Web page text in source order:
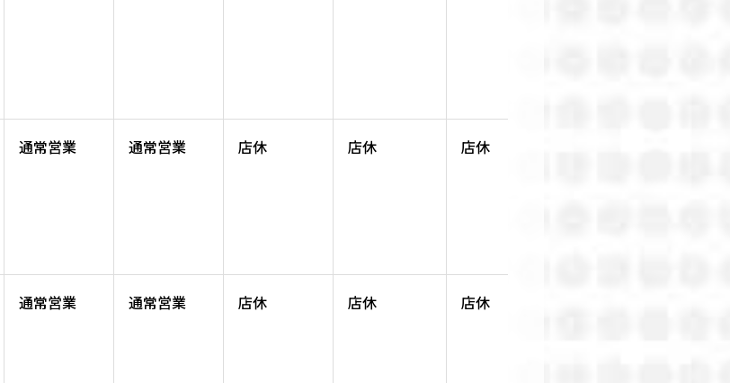
通常営業 通常営業 店休 店休 店休
通常営業 通常営業 店休 店休 店休